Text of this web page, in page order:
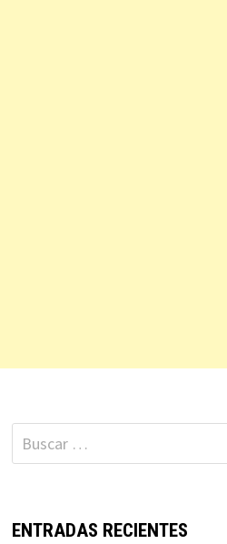
Buscar:
ENTRADAS RECIENTES